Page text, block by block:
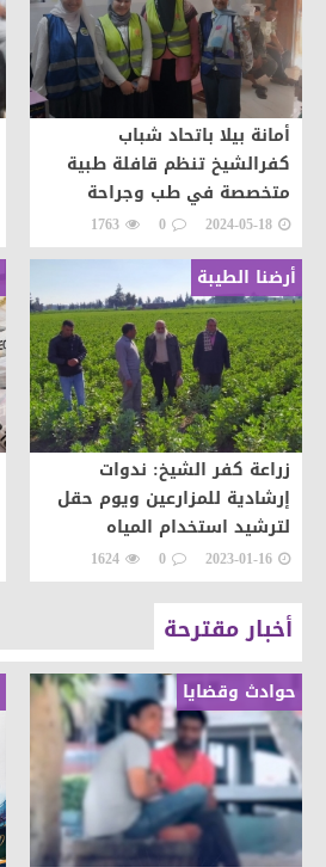
أمانة بيلا باتحاد شباب
كفرالشيخ تنظم قافلة طبية
متخصصة في طب وجراحة
العيون
2024-05-18
0
1763
أرضنا الطيبة
زراعة كفر الشيخ: ندوات
إرشادية للمزارعين ويوم حقل
لترشيد استخدام المياه
2023-01-16
0
1624
أخبار مقترحة
حوادث وقضايا